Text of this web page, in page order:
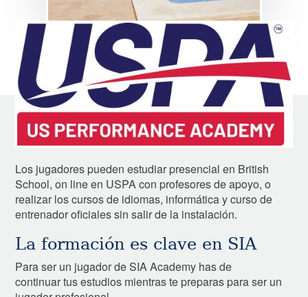
Image
Los jugadores pueden estudiar presencial en British
School, on line en USPA con profesores de apoyo, o
realizar los cursos de idiomas, informática y curso de
entrenador oficiales sin salir de la instalación.
La formación es clave en SIA
Para ser un jugador de SIA Academy has de
continuar tus estudios mientras te preparas para ser un